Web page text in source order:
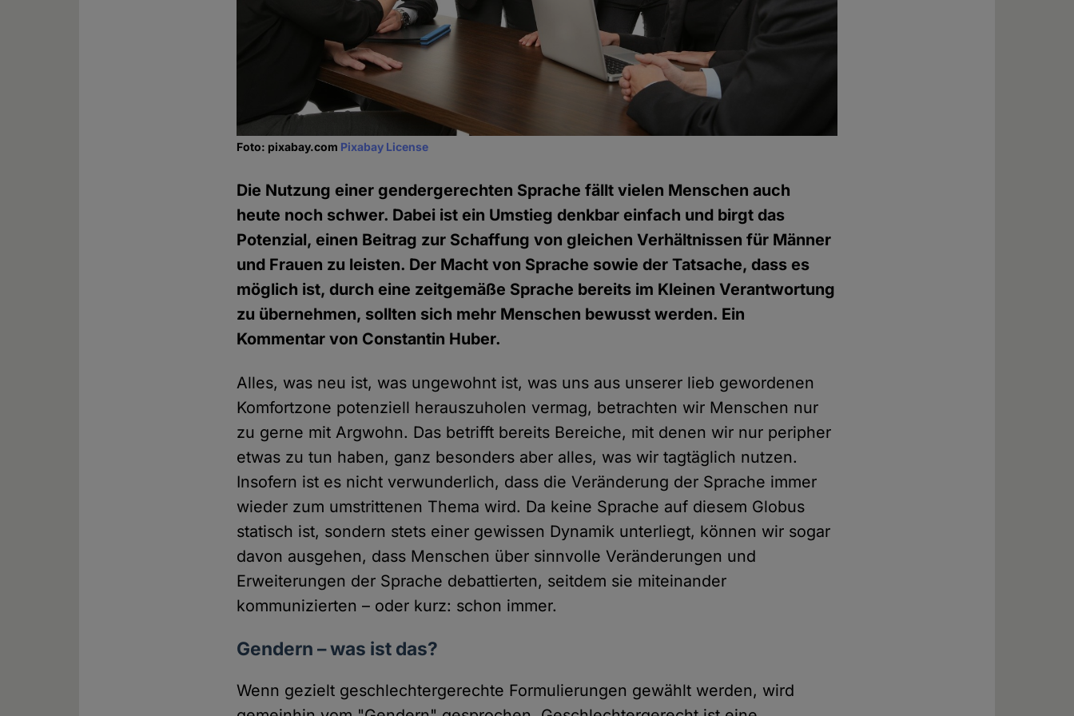
Foto: pixabay.com Pixabay License
Die Nutzung einer gendergerechten Sprache fällt vielen Menschen auch
heute noch schwer. Dabei ist ein Umstieg denkbar einfach und birgt das
Potenzial, einen Beitrag zur Schaffung von gleichen Verhältnissen für Männer
und Frauen zu leisten. Der Macht von Sprache sowie der Tatsache, dass es
möglich ist, durch eine zeitgemäße Sprache bereits im Kleinen Verantwortung
zu übernehmen, sollten sich mehr Menschen bewusst werden. Ein
Kommentar von Constantin Huber.
Alles, was neu ist, was ungewohnt ist, was uns aus unserer lieb gewordenen
Komfortzone potenziell herauszuholen vermag, betrachten wir Menschen nur
zu gerne mit Argwohn. Das betrifft bereits Bereiche, mit denen wir nur peripher
etwas zu tun haben, ganz besonders aber alles, was wir tagtäglich nutzen.
Insofern ist es nicht verwunderlich, dass die Veränderung der Sprache immer
wieder zum umstrittenen Thema wird. Da keine Sprache auf diesem Globus
statisch ist, sondern stets einer gewissen Dynamik unterliegt, können wir sogar
davon ausgehen, dass Menschen über sinnvolle Veränderungen und
Erweiterungen der Sprache debattierten, seitdem sie miteinander
kommunizierten – oder kurz: schon immer.
Gendern – was ist das?
Wenn gezielt geschlechtergerechte Formulierungen gewählt werden, wird